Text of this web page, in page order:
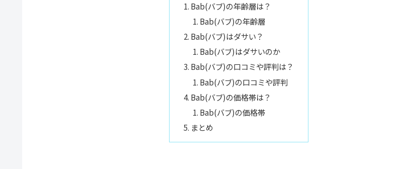
Bab(バブ)の年齢層は？
Bab(バブ)の年齢層
Bab(バブ)はダサい？
Bab(バブ)はダサいのか
Bab(バブ)の口コミや評判は？
Bab(バブ)の口コミや評判
Bab(バブ)の価格帯は？
Bab(バブ)の価格帯
まとめ